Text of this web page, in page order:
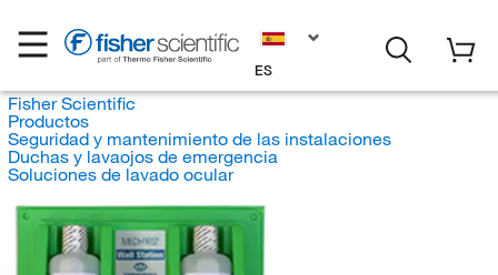
ES
Fisher Scientific
Productos
Seguridad y mantenimiento de las instalaciones
Duchas y lavaojos de emergencia
Soluciones de lavado ocular